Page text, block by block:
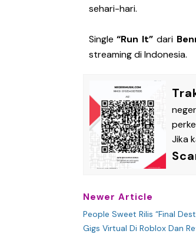
sehari-hari.
Single“Run It” dari
streaming di Indonesia.
Jika
Newer Article
People Sweet Rilis “Final
Gigs Virtual Di Roblox Dan